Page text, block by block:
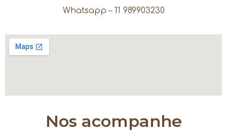
Whatsapp – 11 989903230
Nos acompanhe